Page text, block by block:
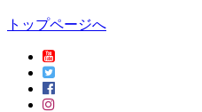
トップページへ